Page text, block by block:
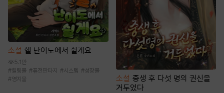
소설 헬 난이도에서 쉴게요
5.1만
# 힐링물 #퓨전판타지 #시스템 #성장물
#영지물 소설 중생 후 다섯 명의 권신을
거두었다